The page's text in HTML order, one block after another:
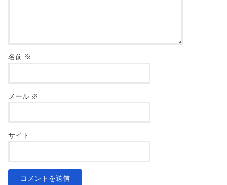
名前 ※
メール ※
サイト